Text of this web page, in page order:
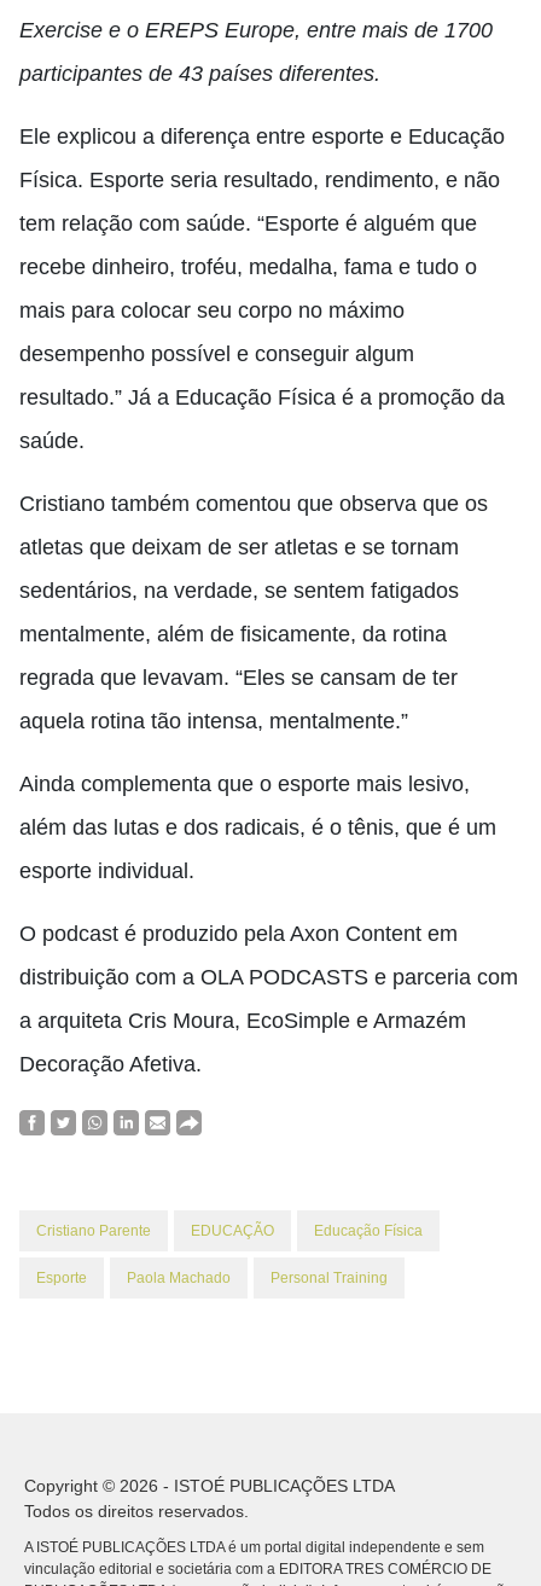
Exercise e o EREPS Europe, entre mais de 1700
participantes de 43 países diferentes.
Ele explicou a diferença entre esporte e Educação
Física. Esporte seria resultado, rendimento, e não
tem relação com saúde. “Esporte é alguém que
recebe dinheiro, troféu, medalha, fama e tudo o
mais para colocar seu corpo no máximo
desempenho possível e conseguir algum
resultado.” Já a Educação Física é a promoção da
saúde.
Cristiano também comentou que observa que os
atletas que deixam de ser atletas e se tornam
sedentários, na verdade, se sentem fatigados
mentalmente, além de fisicamente, da rotina
regrada que levavam. “Eles se cansam de ter
aquela rotina tão intensa, mentalmente.”
Ainda complementa que o esporte mais lesivo,
além das lutas e dos radicais, é o tênis, que é um
esporte individual.
O podcast é produzido pela Axon Content em
distribuição com a OLA PODCASTS e parceria com
a arquiteta Cris Moura, EcoSimple e Armazém
Decoração Afetiva.
Cristiano Parente EDUCAÇÃO Educação Física
Esporte Paola Machado Personal Training
Copyright © 2026 - ISTOÉ PUBLICAÇÕES LTDA
Todos os direitos reservados.
A ISTOÉ PUBLICAÇÕES LTDA é um portal digital independente e sem
vinculação editorial e societária com a EDITORA TRES COMÉRCIO DE